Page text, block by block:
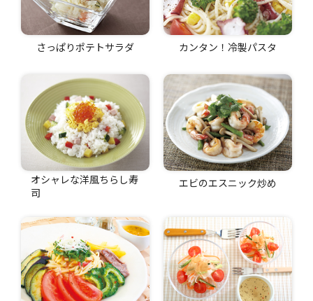
さっぱりポテトサラダ カンタン！冷製パスタ
オシャレな洋風ちらし寿
司
エビのエスニック炒め